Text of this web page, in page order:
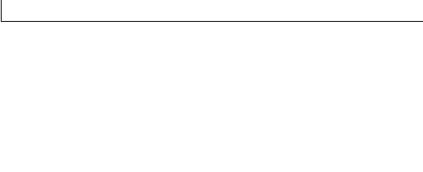
Mała firma Przedsiębiorstwo